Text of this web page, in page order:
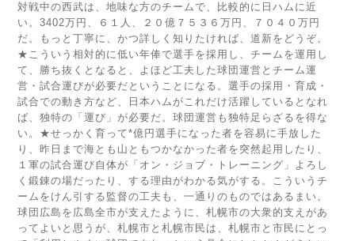
対戦中の西武は、地味な方のチームで、比較的に日ハムに近
い。3402万円、６１人、２０億７５３６万円、７０４０万円
だ。もっと丁寧に、かつ詳しく知りたければ、道新をどうぞ。
★こういう相対的に低い年俸で選手を採用し、チームを運用し
て、勝ち抜くとなると、よほど工夫した球団運営とチーム運
営・試合運びが必要だということになる。選手の採用・育成・
試合での動き方など、日本ハムがこれだけ活躍しているとなれ
ば、独特の「運び」が必要だ。球団運営も独特足らざるを得な
い。★せっかく育って*億円選手になった者を容易に手放した
り、昨日まで海とも山ともつかなかった者を突然起用したり、
１軍の試合運び自体が「オン・ジョブ・トレーニング」よろし
く鍛錬の場だったり、する理由がわかる気がする。こういうチ
ームをけん引する監督の工夫も、一通りのものではあるまい。
球団広島を広島全市が支えたように、札幌市の大衆的支えがあ
ってよいと思うが、札幌市と札幌市民は、札幌市と市民にとっ